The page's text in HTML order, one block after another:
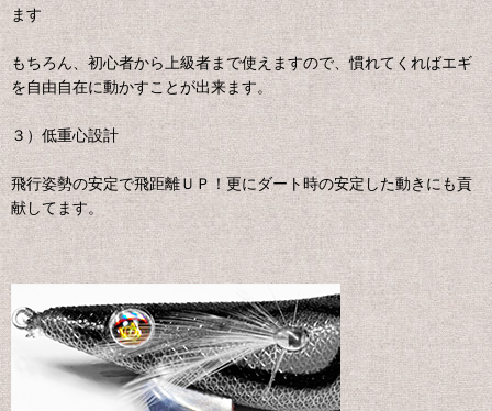
ます
もちろん、初心者から上級者まで使えますので、慣れてくればエギ
を自由自在に動かすことが出来ます。
３）低重心設計
飛行姿勢の安定で飛距離ＵＰ！更にダート時の安定した動きにも貢
献してます。